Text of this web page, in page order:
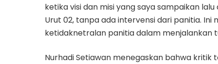
ketika visi dan misi yang saya sampaikan
Urut 02, tanpa ada intervensi dari panitia.
ketidaknetralan panitia dalam menjalankan
Nurhadi Setiawan menegaskan bahwa kritik